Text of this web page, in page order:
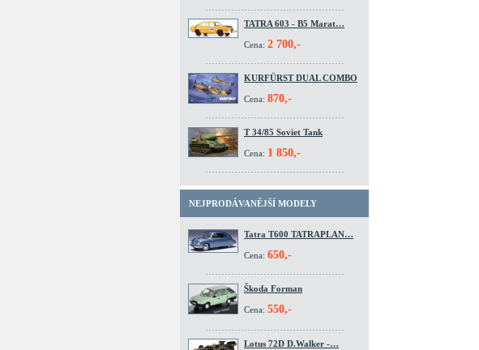
TATRA 603 - B5 Marat…
Cena: 2 700,-
KURFÜRST DUAL COMBO
Cena: 870,-
T 34/85 Soviet Tank
Cena: 1 850,-
NEJPRODÁVANĚJŠÍ MODELY
Tatra T600 TATRAPLAN…
Cena: 650,-
Škoda Forman
Cena: 550,-
Lotus 72D D.Walker -…